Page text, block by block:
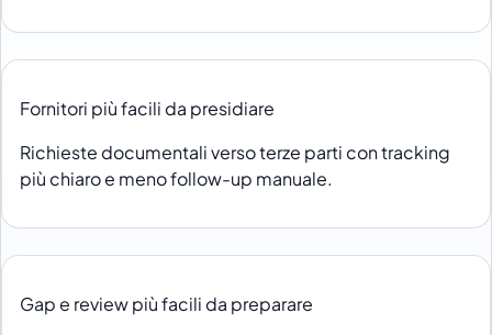
Fornitori più facili da presidiare
Richieste documentali verso terze parti con tracking
più chiaro e meno follow-up manuale.
Gap e review più facili da preparare